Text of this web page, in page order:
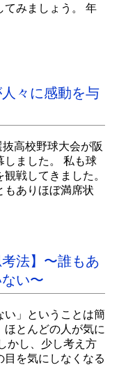
てみましょう。 年
人々に感動を与
高校野球大会が阪
しました。 私も球
戦してきました。
もありほぼ満席状
法】〜誰もあ
い〜
い」ということは簡
ほとんどの人が気に
かし、少し考え方
目を気にしなくなる